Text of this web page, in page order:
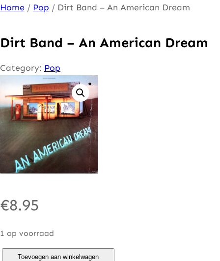
Ga
de
inhoud
Home / Pop / Dirt Band – An American Dream
Dirt Band – An American Dream
Category: Pop
€8.95
1 op voorraad
Toevoegen aan winkelwagen